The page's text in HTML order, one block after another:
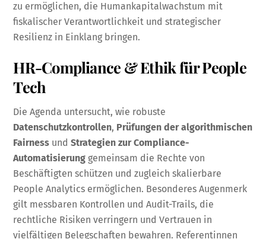
zu ermöglichen, die Humankapitalwachstum mit
fiskalischer Verantwortlichkeit und strategischer
Resilienz in Einklang bringen.
HR-Compliance & Ethik für People
Tech
Die Agenda untersucht, wie robuste
Datenschutzkontrollen, Prüfungen der algorithmischen
Fairness undStrategien zur Compliance-
Automatisierung gemeinsam die Rechte von
Beschäftigten schützen und zugleich skalierbare
People Analytics ermöglichen. Besonderes Augenmerk
gilt messbaren Kontrollen und Audit-Trails, die
rechtliche Risiken verringern und Vertrauen in
vielfältigen Belegschaften bewahren. Referentinnen